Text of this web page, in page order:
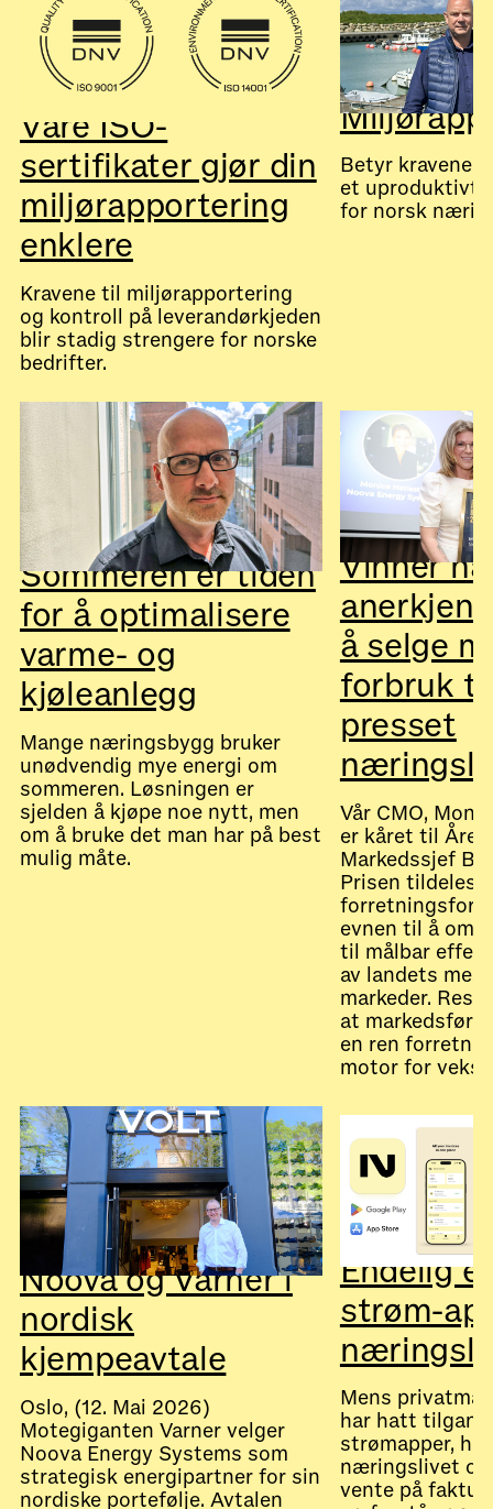
Våre ISO-
sertifikater gjør din
miljørapportering
enklere
Kravene til miljørapportering
og kontroll på leverandørkjeden
blir stadig strengere for norske
bedrifter.
July 28, 2026
Nyheter
Betyr kravene
et uproduktivt
for norsk
Sommeren er tiden
for å optimalisere
varme- og
kjøleanlegg
Mange næringsbygg bruker
unødvendig mye energi om
sommeren. Løsningen er
sjelden å kjøpe noe nytt, men
om å bruke det man har på best
mulig måte.
Vinner
å selge
forbruk
presset
Vår CMO,
er kåret til
Markedssjef
Prisen tildeles
evnen til å
til målbar
av landets
markeder.
at
en ren
motor for vekst.
July 28, 2026
Nyheter
Noova og Varner i
nordisk
kjempeavtale
Oslo, (12. Mai 2026)
Motegiganten Varner velger
Noova Energy Systems som
strategisk energipartner for sin
nordiske portefølje. Avtalen
Endelig
strøm-
Mens
har hatt
strømapper, har
næringslivet
vente på